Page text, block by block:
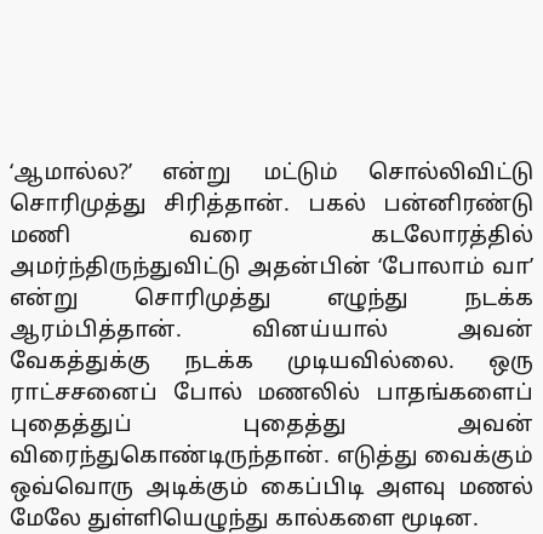
‘ஆமால்ல?’ என்று மட்டும் சொல்லிவிட்டு
சொரிமுத்து சிரித்தான். பகல் பன்னிரண்டு
மணி வரை கடலோரத்தில்
அமர்ந்திருந்துவிட்டு அதன்பின் ‘போலாம் வா’
என்று சொரிமுத்து எழுந்து நடக்க
ஆரம்பித்தான். வினய்யால் அவன்
வேகத்துக்கு நடக்க முடியவில்லை. ஒரு
ராட்சசனைப் போல் மணலில் பாதங்களைப்
புதைத்துப் புதைத்து அவன்
விரைந்துகொண்டிருந்தான். எடுத்து வைக்கும்
ஒவ்வொரு அடிக்கும் கைப்பிடி அளவு மணல்
மேலே துள்ளியெழுந்து கால்களை மூடின.